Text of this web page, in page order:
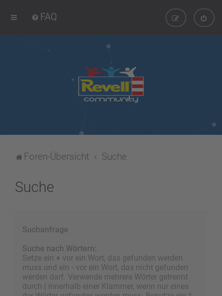
FAQ
Foren-Übersicht Suche
Suche
Suchanfrage
Suche nach Wörtern:
Setze ein + vor ein Wort, das gefunden werden
muss und ein - vor ein Wort, das nicht gefunden
werden darf. Verwende mehrere Wörter getrennt
durch
innerhalb einer Klammer, wenn nur eines